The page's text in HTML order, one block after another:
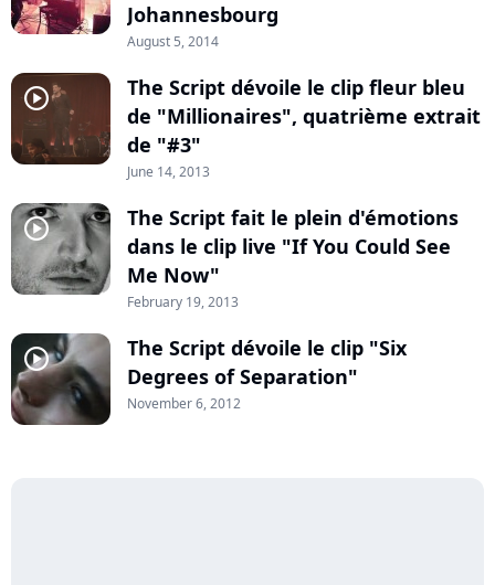
Johannesbourg
August 5, 2014
player2
The Script dévoile le clip fleur bleu
de "Millionaires", quatrième extrait
de "#3"
June 14, 2013
player2
The Script fait le plein d'émotions
dans le clip live "If You Could See
Me Now"
February 19, 2013
player2
The Script dévoile le clip "Six
Degrees of Separation"
November 6, 2012